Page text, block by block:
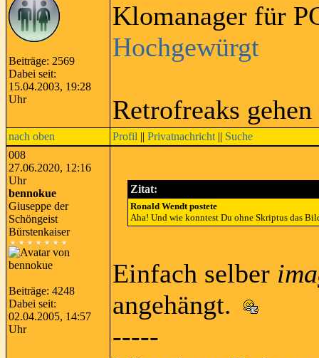
Beiträge: 2569
Dabei seit:
15.04.2003, 19:28
Uhr
Klomanager für
Hochgewürgt
Retrofreaks
nach oben Profil || Privatnachricht || Suche
008
27.06.2020, 12:16
Uhr
bennokue
Giuseppe der
Schöngeist
Bürstenkaiser
Beiträge: 4248
Dabei seit:
02.04.2005, 14:57
Uhr
Zitat:
Ronald Wendt postete
Aha! Und wie konntest Du ohne Skriptus das
Einfach selber
angehängt.
-----